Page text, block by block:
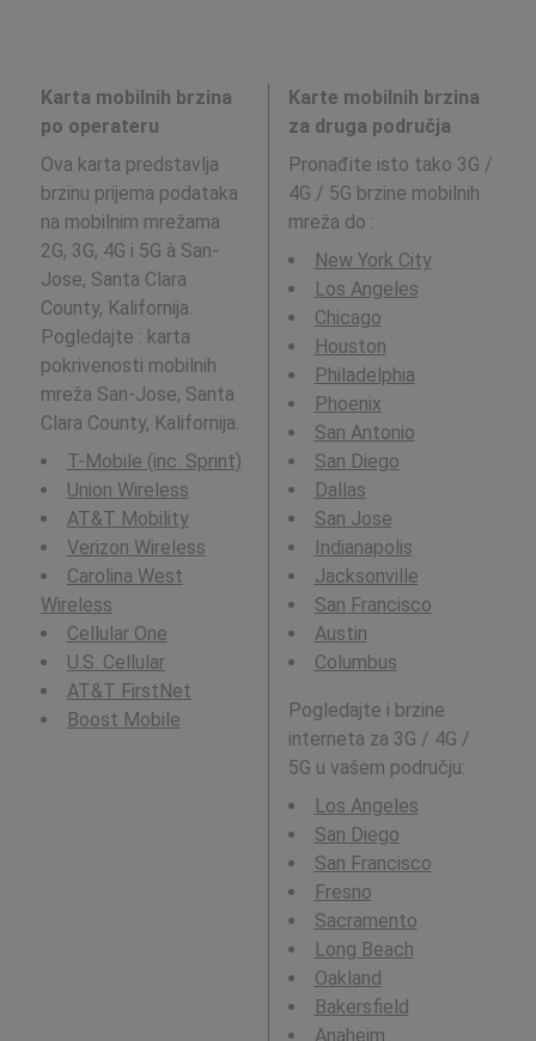
Karta mobilnih brzina
po operateru
Ova karta predstavlja
brzinu prijema podataka
na mobilnim mrežama
2G, 3G, 4G i 5G à San-
Jose, Santa Clara
County, Kalifornija.
Pogledajte : karta
pokrivenosti mobilnih
mreža San-Jose, Santa
Clara County, Kalifornija.
T-Mobile (inc. Sprint)
Union Wireless
AT&T Mobility
Verizon Wireless
Carolina West
Wireless
Cellular One
U.S. Cellular
AT&T FirstNet
Boost Mobile
Karte mobilnih brzina
za druga područja
Pronađite isto tako 3G /
4G / 5G brzine mobilnih
mreža do :
New York City
Los Angeles
Chicago
Houston
Philadelphia
Phoenix
San Antonio
San Diego
Dallas
San Jose
Indianapolis
Jacksonville
San Francisco
Austin
Columbus
Pogledajte i brzine
interneta za 3G / 4G /
5G u vašem području:
Los Angeles
San Diego
San Francisco
Fresno
Sacramento
Long Beach
Oakland
Bakersfield
Anaheim